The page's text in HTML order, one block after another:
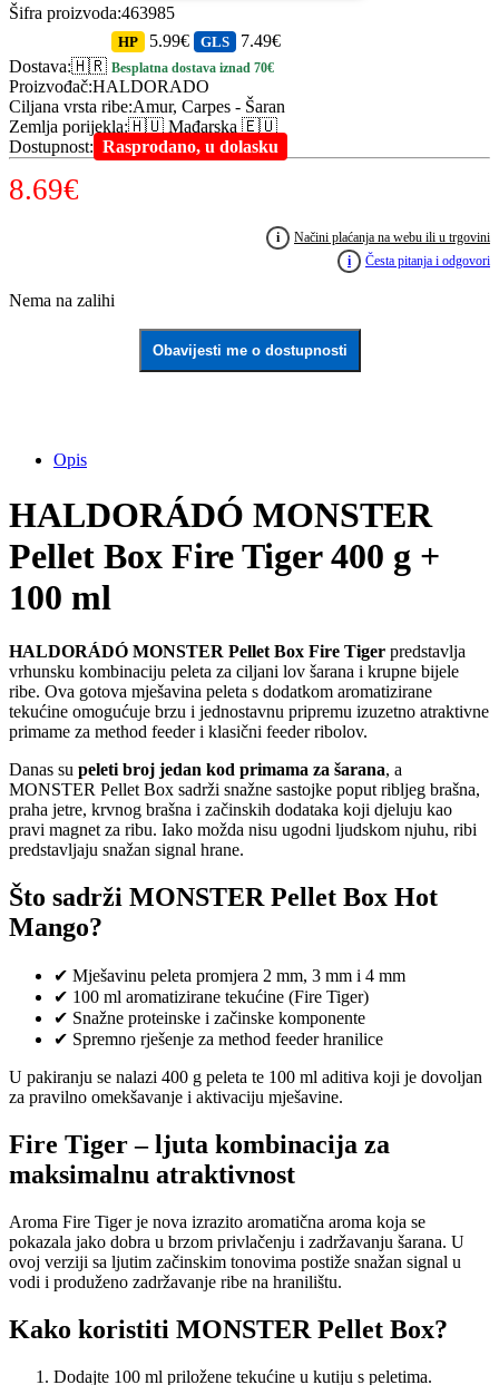
Šifra proizvoda:463985
Dostava:🇭🇷
HP 5.99€ GLS 7.49€
Besplatna dostava iznad 70€
Proizvođač:HALDORADO
Ciljana vrsta ribe:Amur, Carpes - Šaran
Zemlja porijekla:🇭🇺 Mađarska 🇪🇺
Dostupnost: Rasprodano, u dolasku
8.69€
i
Načini plaćanja na webu ili u trgovini
i
Česta pitanja i odgovori
Nema na zalihi
Obavijesti me o dostupnosti
Opis
HALDORÁDÓ MONSTER
Pellet Box Fire Tiger 400 g +
100 ml
HALDORÁDÓ MONSTER Pellet Box Fire Tiger predstavlja
vrhunsku kombinaciju peleta za ciljani lov šarana i krupne bijele
ribe. Ova gotova mješavina peleta s dodatkom aromatizirane
tekućine omogućuje brzu i jednostavnu pripremu izuzetno atraktivne
primame za method feeder i klasični feeder ribolov.
Danas su peleti broj jedan kod primama za šarana, a
MONSTER Pellet Box sadrži snažne sastojke poput ribljeg brašna,
praha jetre, krvnog brašna i začinskih dodataka koji djeluju kao
pravi magnet za ribu. Iako možda nisu ugodni ljudskom njuhu, ribi
predstavljaju snažan signal hrane.
Što sadrži MONSTER Pellet Box Hot
Mango?
✔ Mješavinu peleta promjera 2 mm, 3 mm i 4 mm
✔ 100 ml aromatizirane tekućine (Fire Tiger)
✔ Snažne proteinske i začinske komponente
✔ Spremno rješenje za method feeder hranilice
U pakiranju se nalazi 400 g peleta te 100 ml aditiva koji je dovoljan
za pravilno omekšavanje i aktivaciju mješavine.
Fire Tiger – ljuta kombinacija za
maksimalnu atraktivnost
Aroma Fire Tiger je nova izrazito aromatična aroma koja se
pokazala jako dobra u brzom privlačenju i zadržavanju šarana. U
ovoj verziji sa ljutim začinskim tonovima postiže snažan signal u
vodi i produženo zadržavanje ribe na hranilištu.
Kako koristiti MONSTER Pellet Box?
Dodajte 100 ml priložene tekućine u kutiju s peletima.